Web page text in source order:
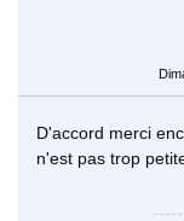
D'accord merci
n'est pas trop